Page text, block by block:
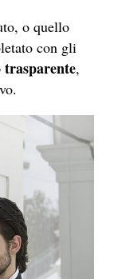
o quello
con gli
,